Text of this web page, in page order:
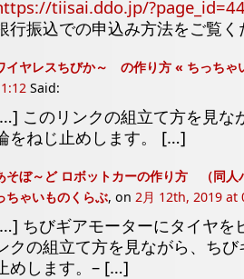
tiisai.ddo.jp/
行振込での申込み方法をご覧く
イヤレスちびか～ の作り方 « ちっちゃ
Said:
このリンクの組立て方を見な
をねじ止めします。 […]
そぼ～ど ロボットカーの作り方 （同人
ちゃいものくらぶ, on 2月 12th, 2019 at
ちびギアモーターにタイヤを
クの組立て方を見ながら、ち
めします。– […]